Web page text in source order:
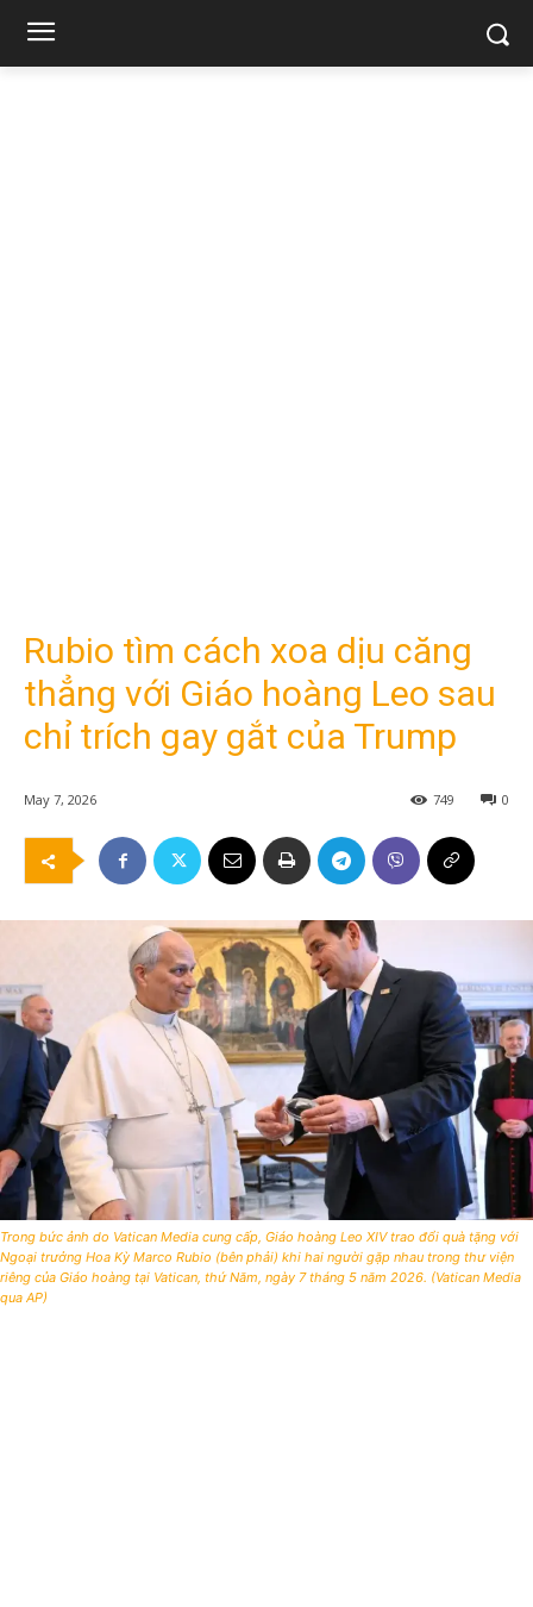
Rubio tìm cách xoa dịu căng
thẳng với Giáo hoàng Leo sau
chỉ trích gay gắt của Trump
May 7, 2026 0
749
Trong bức ảnh do Vatican Media cung cấp, Giáo hoàng Leo XIV trao đổi quà tặng với
Ngoại trưởng Hoa Kỳ Marco Rubio (bên phải) khi hai người gặp nhau trong thư viện
riêng của Giáo hoàng tại Vatican, thứ Năm, ngày 7 tháng 5 năm 2026. (Vatican Media
qua AP)